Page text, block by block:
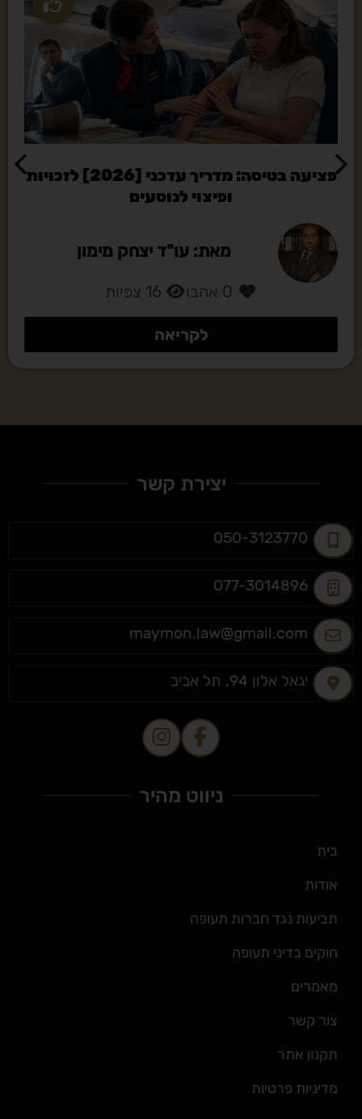
פציעה בטיסה: מדריך עדכני [2026] לזכויות
ופיצוי לנוסעים
מאת: עו"ד יצחק מימון
0 אהבו 16 צפיות
לקריאה
יצירת קשר
050-3123770
077-3014896
maymon.law@gmail.com
יגאל אלון 94, תל אביב
ניווט מהיר
בית
אודות
תביעות נגד חברות תעופה
חוקים בדיני תעופה
מאמרים
צור קשר
תקנון אתר
מדיניות פרטיות